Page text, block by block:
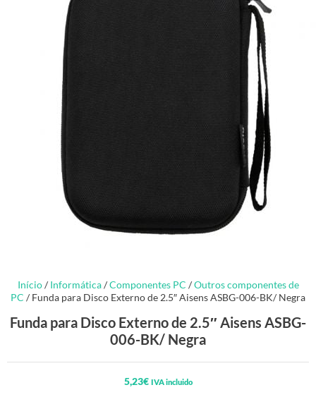
Início/ Informática/Componentes PC /Outros componentes de
PC / Funda para Disco Externo de 2.5″ Aisens ASBG-006-BK/ Negra
Funda para Disco Externo de 2.5″ Aisens ASBG-
006-BK/ Negra
5,23€ IVA incluido